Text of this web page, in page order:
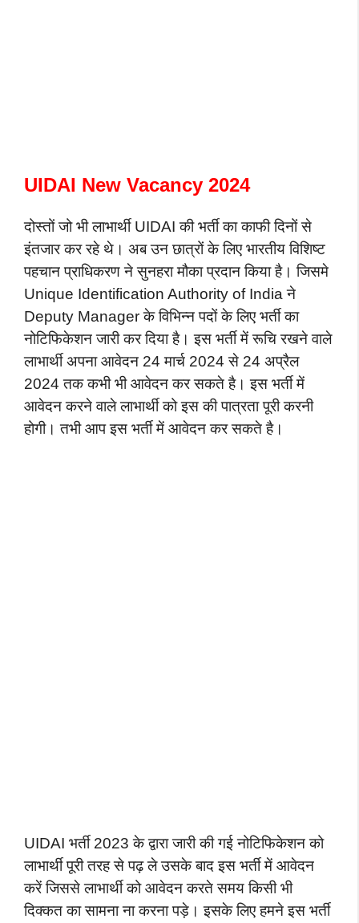
UIDAI New Vacancy 2024
दोस्तों जो भी लाभार्थी UIDAI की भर्ती का काफी दिनों से
इंतजार कर रहे थे। अब उन छात्रों के लिए भारतीय विशिष्ट
पहचान प्राधिकरण ने सुनहरा मौका प्रदान किया है। जिसमे
Unique Identification Authority of India ने
Deputy Manager के विभिन्न पदों के लिए भर्ती का
नोटिफिकेशन जारी कर दिया है। इस भर्ती में रूचि रखने वाले
लाभार्थी अपना आवेदन 24 मार्च 2024 से 24 अप्रैल
2024 तक कभी भी आवेदन कर सकते है। इस भर्ती में
आवेदन करने वाले लाभार्थी को इस की पात्रता पूरी करनी
होगी। तभी आप इस भर्ती में आवेदन कर सकते है।
UIDAI भर्ती 2023 के द्वारा जारी की गई नोटिफिकेशन को
लाभार्थी पूरी तरह से पढ़ ले उसके बाद इस भर्ती में आवेदन
करें जिससे लाभार्थी को आवेदन करते समय किसी भी
दिक्कत का सामना ना करना पड़े। इसके लिए हमने इस भर्ती